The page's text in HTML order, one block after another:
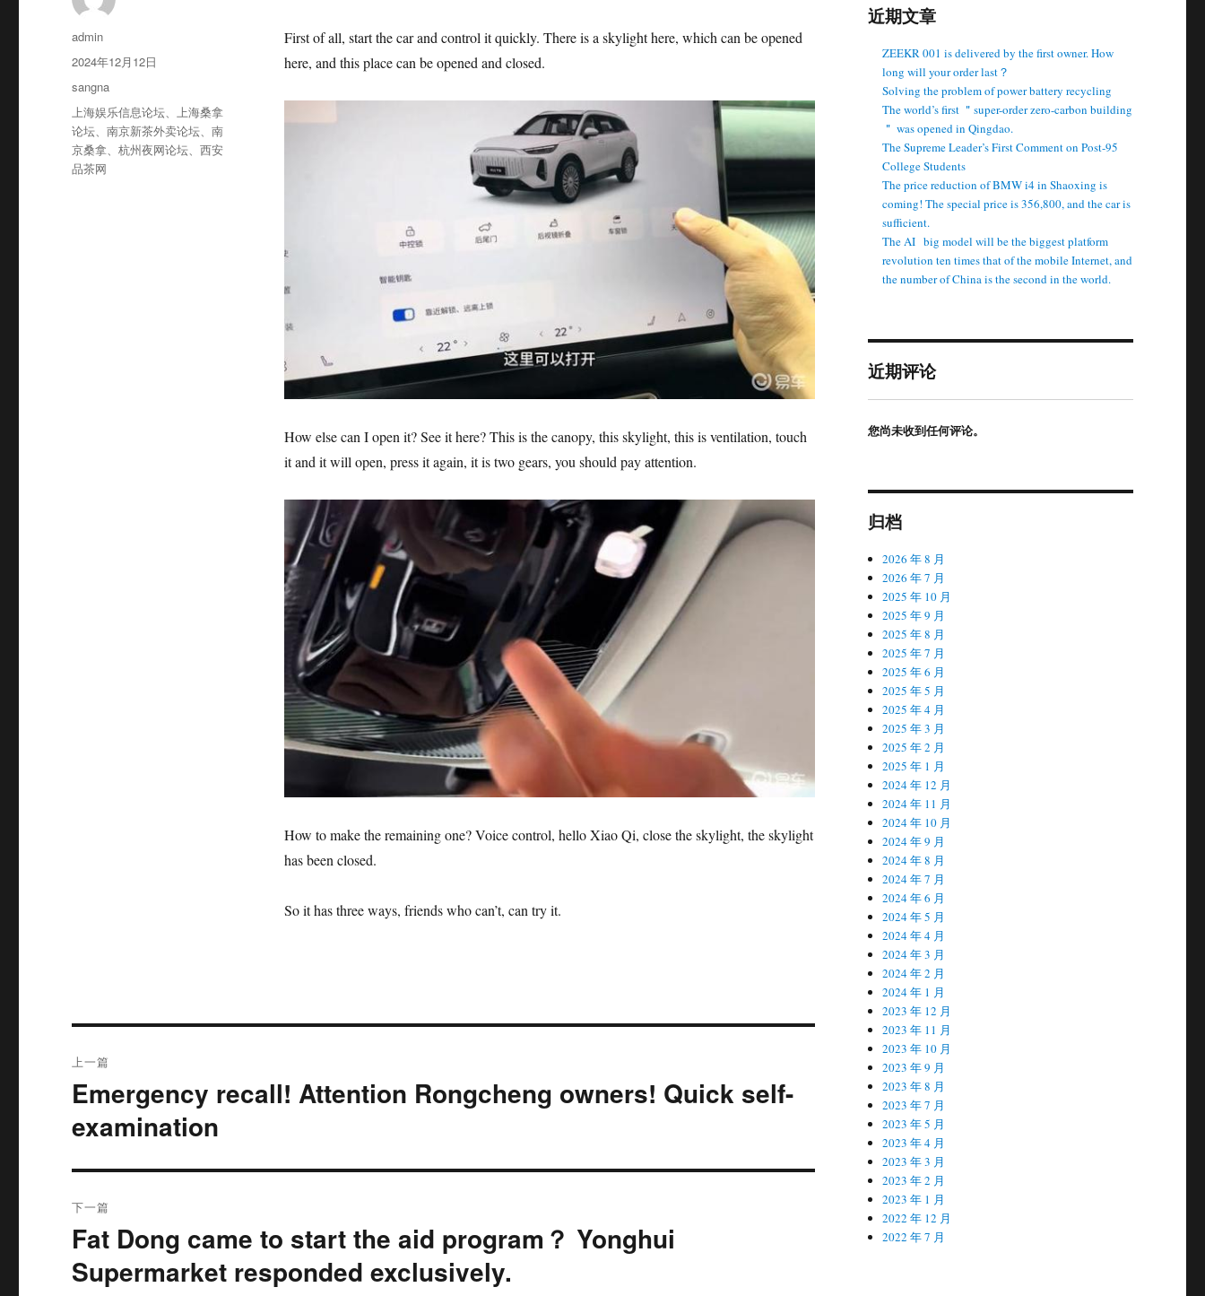
First of all, start the car and control it quickly. There is a skylight here, which can be opened
here, and this place can be opened and closed.
How else can I open it? See it here? This is the canopy, this skylight, this is ventilation, touch
it and it will open, press it again, it is two gears, you should pay attention.
How to make the remaining one? Voice control, hello Xiao Qi, close the skylight, the skylight
has been closed.
So it has three ways, friends who can’t, can try it.
作
者
admin
发
2024年12月12日
分
类
sangna
标
签
上海娱乐信息论坛、上海桑拿
论坛、南京新茶外卖论坛、南
京桑拿、杭州夜网论坛、西安
品茶网
章
导
上一篇
上
文
章：
Emergency recall! Attention Rongcheng owners! Quick self-
examination
下一篇
下
篇
文
Fat Dong came to start the aid program？ Yonghui
Supermarket responded exclusively.
近期文章
ZEEKR 001 is delivered by the first owner. How
long will your order last？
Solving the problem of power battery recycling
The world’s first ＂super-order zero-carbon building
＂ was opened in Qingdao.
The Supreme Leader’s First Comment on Post-95
College Students
The price reduction of BMW i4 in Shaoxing is
coming! The special price is 356,800, and the car is
sufficient.
The AI ​ ​ big model will be the biggest platform
revolution ten times that of the mobile Internet, and
the number of China is the second in the world.
近期评论
您尚未收到任何评论。
归档
2026 年 8 月
2026 年 7 月
2025 年 10 月
2025 年 9 月
2025 年 8 月
2025 年 7 月
2025 年 6 月
2025 年 5 月
2025 年 4 月
2025 年 3 月
2025 年 2 月
2025 年 1 月
2024 年 12 月
2024 年 11 月
2024 年 10 月
2024 年 9 月
2024 年 8 月
2024 年 7 月
2024 年 6 月
2024 年 5 月
2024 年 4 月
2024 年 3 月
2024 年 2 月
2024 年 1 月
2023 年 12 月
2023 年 11 月
2023 年 10 月
2023 年 9 月
2023 年 8 月
2023 年 7 月
2023 年 5 月
2023 年 4 月
2023 年 3 月
2023 年 2 月
2023 年 1 月
2022 年 12 月
2022 年 7 月